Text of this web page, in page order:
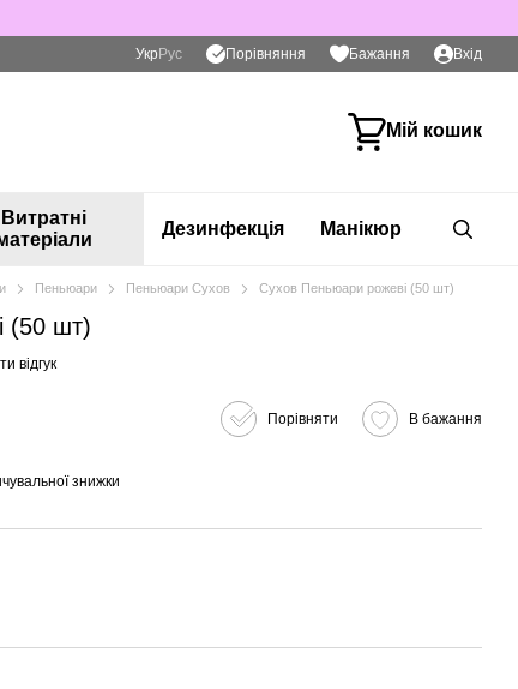
Укр Рус Порівняння Бажання Вхід
Мій кошик
Витратні
Дезинфекція Манікюр
Пеньюари Пеньюари Сухов Сухов Пеньюари рожеві (50 шт)
(50 шт)
відгук
Порівняти В бажання
знижки